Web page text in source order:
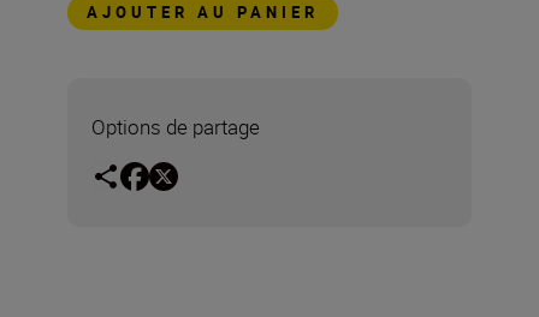
AJOUTER AU PANIER
Options de partage